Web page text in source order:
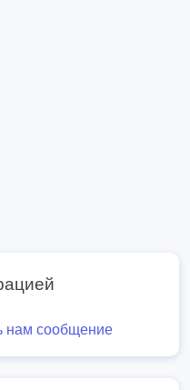
нам сообщение